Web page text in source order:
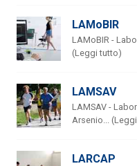
LAMoBIR
LAMoBIR -
(Leggi tutto)
LAMSAV
LAMSAV -
Arsenio...
LARCAP